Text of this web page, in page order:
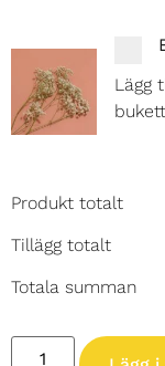
Lägg
Produkt totalt
Tillägg totalt
Totala summan